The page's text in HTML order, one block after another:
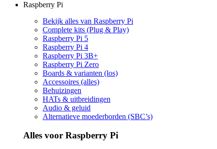
Raspberry Pi
Bekijk alles van Raspberry Pi
Complete kits (Plug & Play)
Raspberry Pi 5
Raspberry Pi 4
Raspberry Pi 3B+
Raspberry Pi Zero
Boards & varianten (los)
Accessoires (alles)
Behuizingen
HATs & uitbreidingen
Audio & geluid
Alternatieve moederborden (SBC’s)
Alles voor Raspberry Pi